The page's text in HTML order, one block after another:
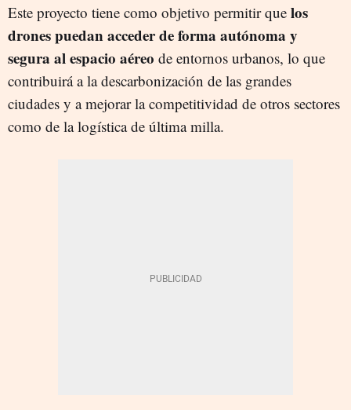
Este proyecto tiene como objetivo permitir que los
drones puedan acceder de forma autónoma y
segura al espacio aéreo de entornos urbanos, lo que
contribuirá a la descarbonización de las grandes
ciudades y a mejorar la competitividad de otros sectores
como de la logística de última milla.